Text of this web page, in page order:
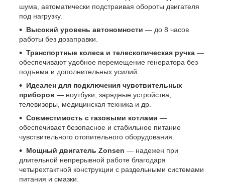
шума, автоматически подстраивая обороты двигателя
под нагрузку.
Высокий уровень автономности — до 8 часов
работы без дозаправки.
Транспортные колеса и телескопическая ручка —
обеспечивают удобное перемещение генератора без
подъема и дополнительных усилий.
Идеален для подключения чувствительных
приборов — ноутбуки, зарядные устройства,
телевизоры, медицинская техника и др.
Совместимость с газовыми котлами —
обеспечивает безопасное и стабильное питание
чувствительного отопительного оборудования.
Мощный двигатель Zonsen — надежен при
длительной непрерывной работе благодаря
четырехтактной конструкции с раздельными системами
питания и смазки.